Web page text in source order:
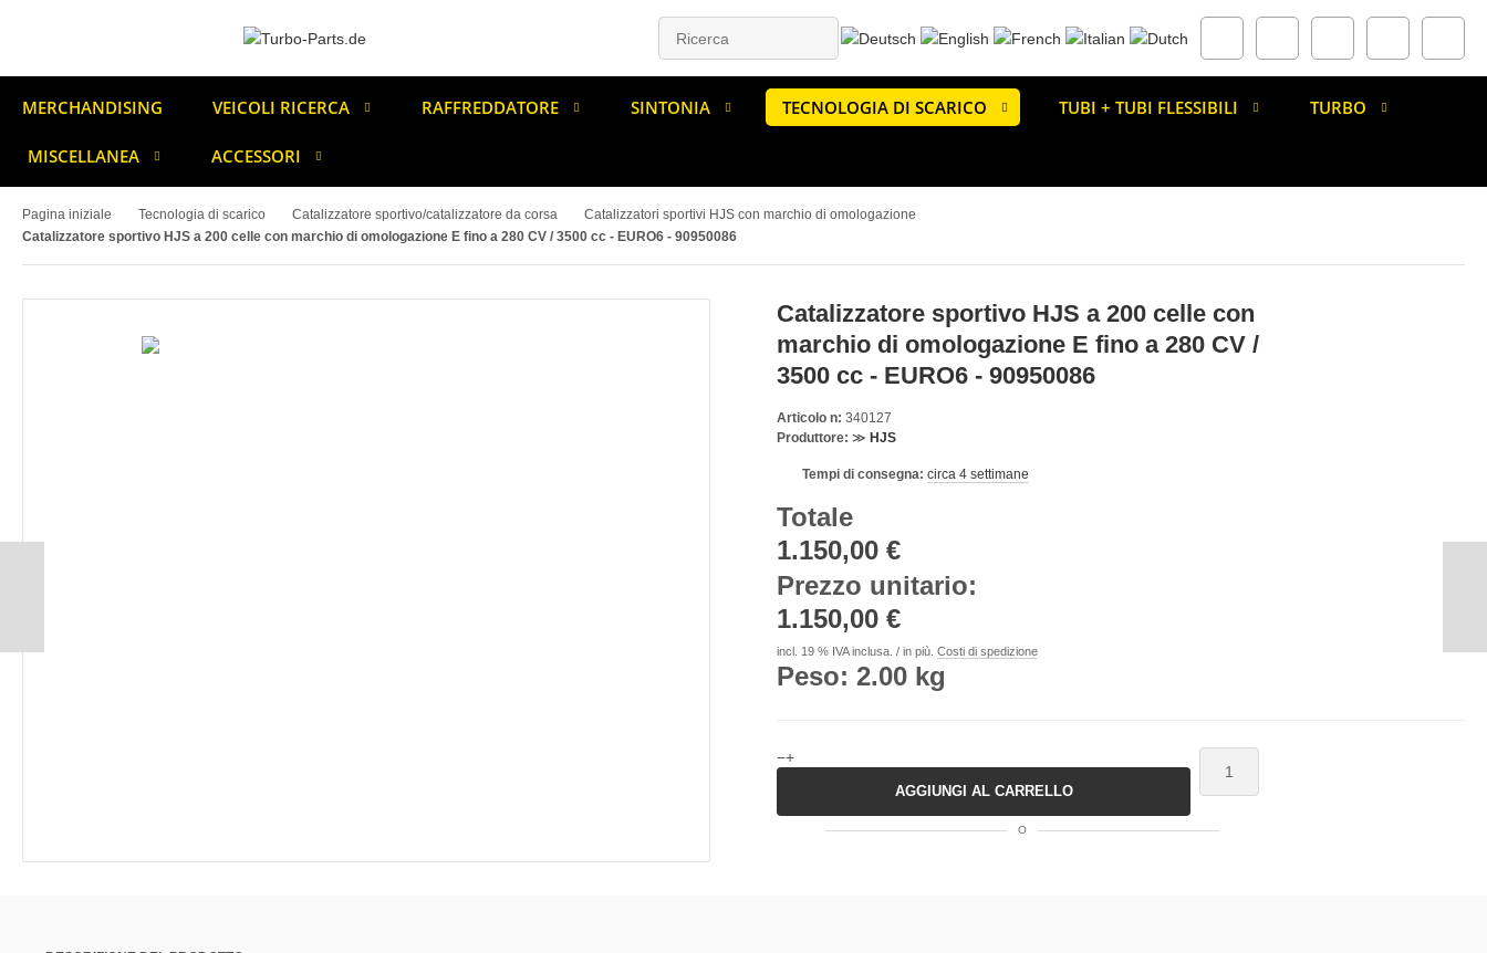
MERCHANDISING VEICOLI RICERCA RAFFREDDATORE SINTONIA TECNOLOGIA DI SCARICO TUBI + TUBI FLESSIBILI TURBO
MISCELLANEA ACCESSORI
Pagina iniziale Tecnologia di scarico Catalizzatore sportivo/catalizzatore da corsa
Catalizzatori sportivi HJS con marchio di omologazione
Catalizzatore sportivo HJS a 200 celle con marchio di omologazione E fino a 280 CV / 3500 cc - EURO6 - 90950086
Catalizzatore sportivo HJS a 200 celle con
marchio di omologazione E fino a 280 CV /
3500 cc - EURO6 - 90950086
Articolo n: 340127
Produttore: ≫ HJS
Tempi di consegna: circa 4 settimane
Totale
1.150,00 €
Prezzo unitario:
1.150,00 €
incl. 19 % IVA inclusa. / in più. Costi di spedizione
Peso: 2.00 kg
−+
AGGIUNGI AL CARRELLO
O